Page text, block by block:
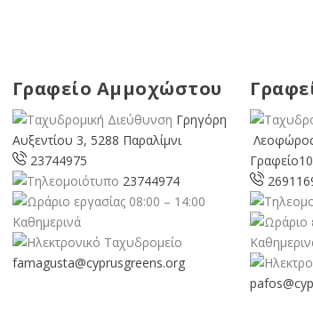
Γραφείο Αμμοχώστου
Γρηγόρη
Αυξεντίου 3, 5288 Παραλίμνι
23744975
23744974
08:00 – 14:00
Καθημερινά
famagusta@cyprusgreens.org